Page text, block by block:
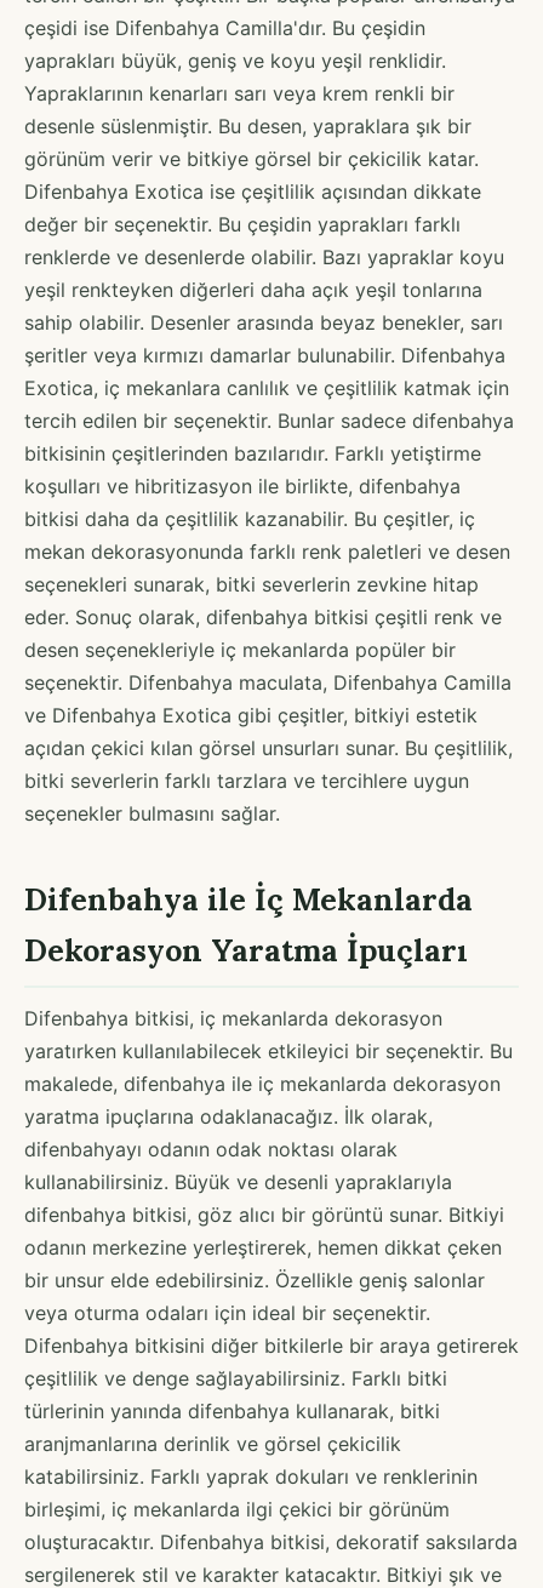
çeşidi ise Difenbahya Camilla'dır. Bu çeşidin
yaprakları büyük, geniş ve koyu yeşil renklidir.
Yapraklarının kenarları sarı veya krem renkli bir
desenle süslenmiştir. Bu desen, yapraklara şık bir
görünüm verir ve bitkiye görsel bir çekicilik katar.
Difenbahya Exotica ise çeşitlilik açısından dikkate
değer bir seçenektir. Bu çeşidin yaprakları farklı
renklerde ve desenlerde olabilir. Bazı yapraklar koyu
yeşil renkteyken diğerleri daha açık yeşil tonlarına
sahip olabilir. Desenler arasında beyaz benekler, sarı
şeritler veya kırmızı damarlar bulunabilir. Difenbahya
Exotica, iç mekanlara canlılık ve çeşitlilik katmak için
tercih edilen bir seçenektir. Bunlar sadece difenbahya
bitkisinin çeşitlerinden bazılarıdır. Farklı yetiştirme
koşulları ve hibritizasyon ile birlikte, difenbahya
bitkisi daha da çeşitlilik kazanabilir. Bu çeşitler, iç
mekan dekorasyonunda farklı renk paletleri ve desen
seçenekleri sunarak, bitki severlerin zevkine hitap
eder. Sonuç olarak, difenbahya bitkisi çeşitli renk ve
desen seçenekleriyle iç mekanlarda popüler bir
seçenektir. Difenbahya maculata, Difenbahya Camilla
ve Difenbahya Exotica gibi çeşitler, bitkiyi estetik
açıdan çekici kılan görsel unsurları sunar. Bu çeşitlilik,
bitki severlerin farklı tarzlara ve tercihlere uygun
seçenekler bulmasını sağlar.
Difenbahya ile İç Mekanlarda
Dekorasyon Yaratma İpuçları
Difenbahya bitkisi, iç mekanlarda dekorasyon
yaratırken kullanılabilecek etkileyici bir seçenektir. Bu
makalede, difenbahya ile iç mekanlarda dekorasyon
yaratma ipuçlarına odaklanacağız. İlk olarak,
difenbahyayı odanın odak noktası olarak
kullanabilirsiniz. Büyük ve desenli yapraklarıyla
difenbahya bitkisi, göz alıcı bir görüntü sunar. Bitkiyi
odanın merkezine yerleştirerek, hemen dikkat çeken
bir unsur elde edebilirsiniz. Özellikle geniş salonlar
veya oturma odaları için ideal bir seçenektir.
Difenbahya bitkisini diğer bitkilerle bir araya getirerek
çeşitlilik ve denge sağlayabilirsiniz. Farklı bitki
türlerinin yanında difenbahya kullanarak, bitki
aranjmanlarına derinlik ve görsel çekicilik
katabilirsiniz. Farklı yaprak dokuları ve renklerinin
birleşimi, iç mekanlarda ilgi çekici bir görünüm
oluşturacaktır. Difenbahya bitkisi, dekoratif saksılarda
sergilenerek stil ve karakter katacaktır. Bitkiyi şık ve